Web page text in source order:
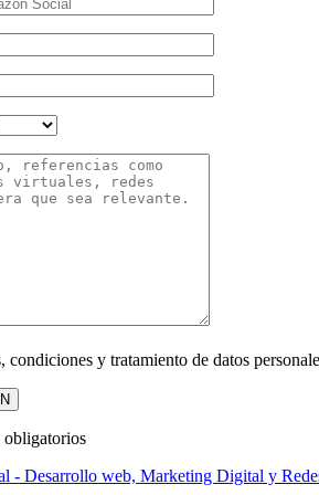
y tratamiento de datos
obligatorios
- Desarrollo web, Marketing Digital y